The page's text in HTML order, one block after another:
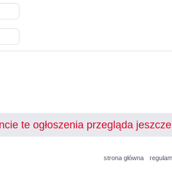
te ogłoszenia przegląda
strona główna